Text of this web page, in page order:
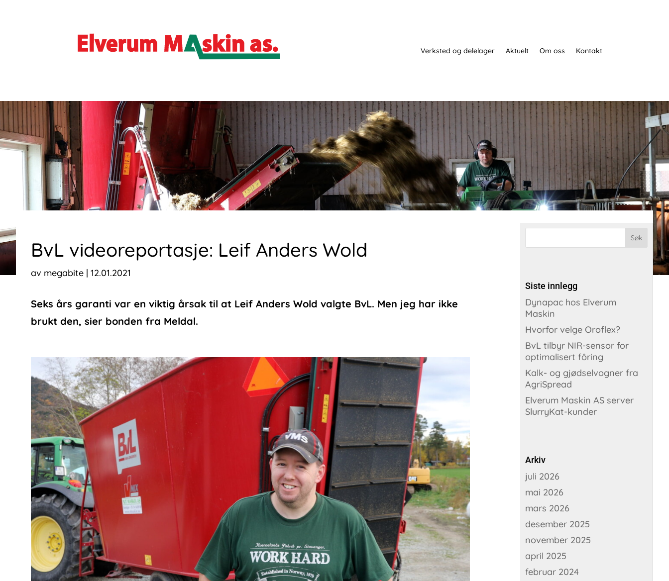
Verksted og delelager Aktuelt Om oss Kontakt
BvL videoreportasje: Leif Anders Wold
av megabite | 12.01.2021
Seks års garanti var en viktig årsak til at Leif Anders Wold valgte BvL. Men jeg har ikke
brukt den, sier bonden fra Meldal.
Siste innlegg
Dynapac hos Elverum
Maskin
Hvorfor velge Oroflex?
BvL tilbyr NIR-sensor for
optimalisert fôring
Kalk- og gjødselvogner fra
AgriSpread
Elverum Maskin AS server
SlurryKat-kunder
Arkiv
juli 2026
mai 2026
mars 2026
desember 2025
november 2025
april 2025
februar 2024